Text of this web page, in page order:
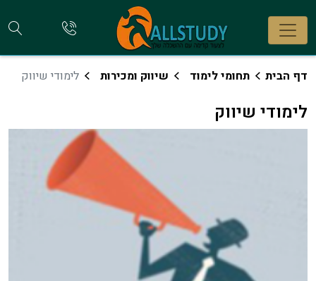
להתקשר
דף הבית תחומי לימוד שיווק ומכירות לימודי שיווק
לימודי שיווק